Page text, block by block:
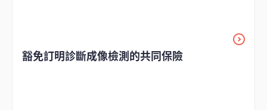
豁免訂明診斷成像檢測的共同保險